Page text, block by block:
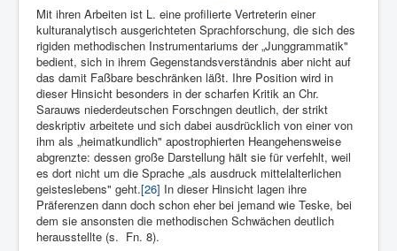
Mit ihren Arbeiten ist L. eine profilierte Vertreterin einer
kulturanalytisch ausgerichteten Sprachforschung, die sich des
rigiden methodischen Instrumentariums der „Junggrammatik"
bedient, sich in ihrem Gegenstandsverständnis aber nicht auf
das damit Faßbare beschränken läßt. Ihre Position wird in
dieser Hinsicht besonders in der scharfen Kritik an Chr.
Sarauws niederdeutschen Forschngen deutlich, der strikt
deskriptiv arbeitete und sich dabei ausdrücklich von einer von
ihm als „heimatkundlich" apostrophierten Heangehensweise
abgrenzte: dessen große Darstellung hält sie für verfehlt, weil
es dort nicht um die Sprache „als ausdruck mittelalterlichen
geisteslebens" geht.[26] In dieser Hinsicht lagen ihre
Präferenzen dann doch schon eher bei jemand wie Teske, bei
dem sie ansonsten die methodischen Schwächen deutlich
herausstellte (s. Fn. 8).